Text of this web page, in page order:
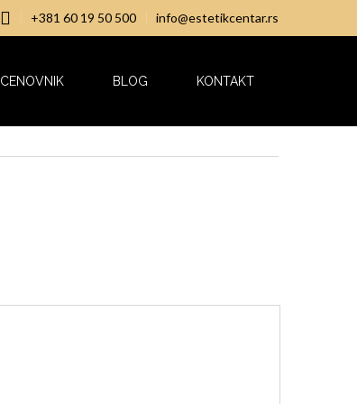
+381 60 19 50 500 info@estetikcentar.rs
CENOVNIK BLOG KONTAKT